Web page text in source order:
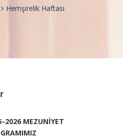
Hemşirelik Haftası
2026 MEZUNİYET